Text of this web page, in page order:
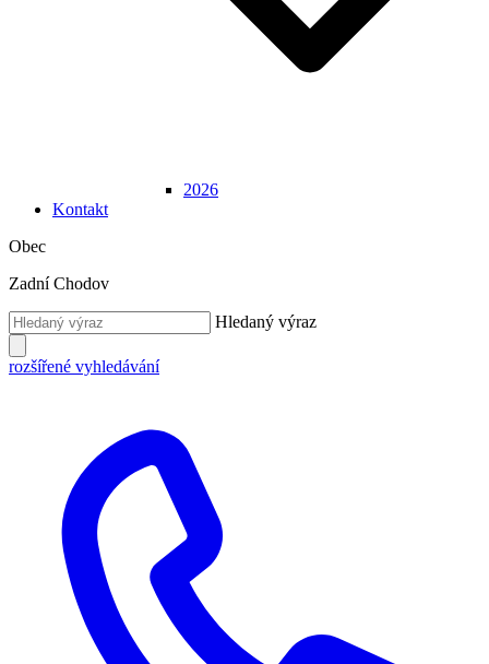
2026
Kontakt
Obec
Zadní Chodov
Hledaný výraz
rozšířené vyhledávání